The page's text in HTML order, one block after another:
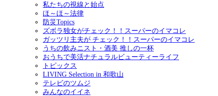
私たちの視線と始点
ほ～ほ～法律
防災Topics
ズボラ独女がチェック！！スーパーのイマコレ
ガッツリ主夫が チェック！！スーパーのイマコレ
うちの飲みニスト・酒美 推しの一杯
おうちで美活ナチュラルビューティーライフ
トピックス
LIVING Selection in 和歌山
テレビのツムジ
みんなのイイネ